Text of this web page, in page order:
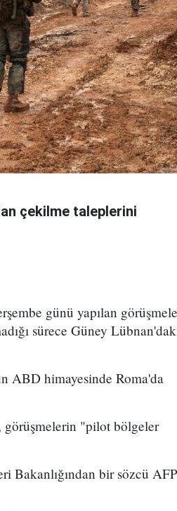
çekilme taleplerini
günü yapılan
sürece Güney
ABD himayesinde Roma'da
görüşmelerin "pilot bölgeler
Bakanlığından bir sözcü